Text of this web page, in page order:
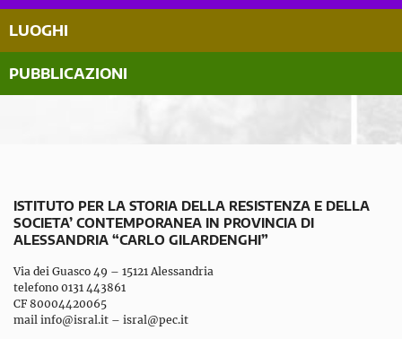
LUOGHI
PUBBLICAZIONI
ISTITUTO PER LA STORIA DELLA RESISTENZA E DELLA
SOCIETA’ CONTEMPORANEA IN PROVINCIA DI
ALESSANDRIA “CARLO GILARDENGHI”
Via dei Guasco 49 – 15121 Alessandria
telefono 0131 443861
CF 80004420065
mail info@isral.it – isral@pec.it